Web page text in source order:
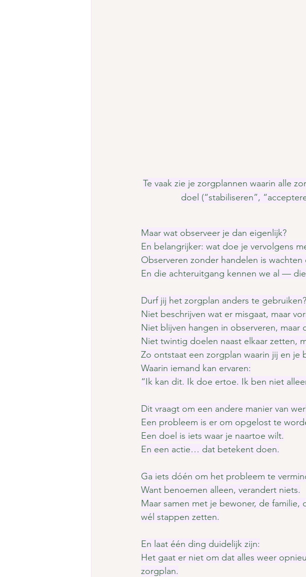
Te vaak zie je zorgplannen waarin alle
doel (“stabiliseren”,
Maar wat observeer je dan eigenlijk?
En belangrijker: wat doe je vervolgens
Observeren zonder handelen is
En die achteruitgang kennen we al —
Durf jij het zorgplan anders te gebruiken?
Niet beschrijven wat er misgaat, maar
Niet blijven hangen in observeren,
Niet twintig doelen naast elkaar zetten,
Zo ontstaat een zorgplan waarin jij en je
Waarin iemand kan ervaren:
“Ik kan dit. Ik doe ertoe. Ik ben niet
Dit vraagt om een andere manier van
Een probleem is er om opgelost te
Een doel is iets waar je naartoe wilt.
En een actie… dat betekent doen.
Ga iets dóén om het probleem te
Want benoemen alleen, verandert niets.
Maar samen met je bewoner, de
wél stappen zetten.
En laat één ding duidelijk zijn:
Het gaat er niet om dat alles weer
zorgplan.